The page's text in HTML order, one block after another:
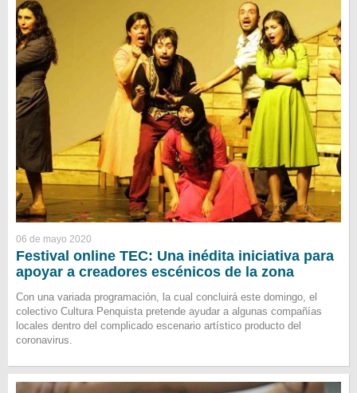
06 de mayo 2020
Festival online TEC: Una inédita iniciativa para
apoyar a creadores escénicos de la zona
Con una variada programación, la cual concluirá este domingo, el
colectivo Cultura Penquista pretende ayudar a algunas compañías
locales dentro del complicado escenario artístico producto del
coronavirus.